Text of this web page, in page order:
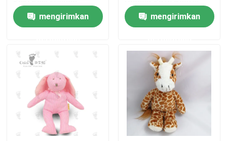
Produk
Tentang kami
Tur Pabrik
Kontrol kualitas
Hewan Kepiting Mewah
Multi Warnamengirimkan
Popular Dipenuhi
Super Soft Animal
Mainan
mengirimkan